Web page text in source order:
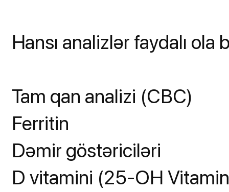
Hansı analizlər faydalı ola
Tam qan analizi (CBC)
Ferritin
Dəmir göstəriciləri
D vitamini (25-OH